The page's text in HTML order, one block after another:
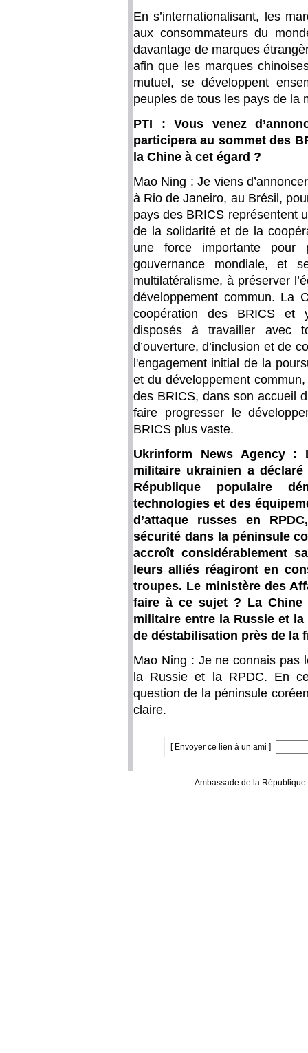
En s’internationalisant, les
aux consommateurs du
davantage de marques
afin que les marques
mutuel, se développent
peuples de tous les pays de la
PTI : Vous venez
participera au sommet des
la Chine à cet égard ?
Mao Ning : Je viens
à Rio de Janeiro, au Brésil,
pays des BRICS représentent
de la solidarité et de la
une force importante pour
gouvernance mondiale, et
multilatéralisme, à préserver
développement commun. La
coopération des BRICS et
disposés à travailler avec
d’ouverture, d’inclusion et de
l'engagement initial de la
et du développement
des BRICS, dans son accueil
faire progresser le
BRICS plus vaste.
Ukrinform News Agency :
militaire ukrainien a
République populaire
technologies et des
d’attaque russes en
sécurité dans la péninsule
accroît considérablement
leurs alliés réagiront en
troupes. Le ministère des
faire à ce sujet ? La Chine
militaire entre la Russie et
de déstabilisation près de la
Mao Ning : Je ne connais pas
la Russie et la RPDC. En
question de la péninsule
claire.
[ Envoyer ce lien à un ami ]
Ambassade de la